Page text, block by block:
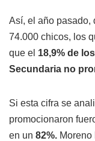
Así, el año pasado,
74.000 chicos, los
que el 18,9% de
Secundaria no
Si esta cifra se
promocionaron
en un 82%.